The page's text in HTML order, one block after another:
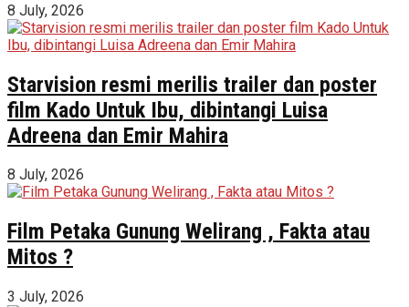
8 July, 2026
Starvision resmi merilis trailer dan poster
film Kado Untuk Ibu, dibintangi Luisa
Adreena dan Emir Mahira
8 July, 2026
Film Petaka Gunung Welirang , Fakta atau
Mitos ?
3 July, 2026